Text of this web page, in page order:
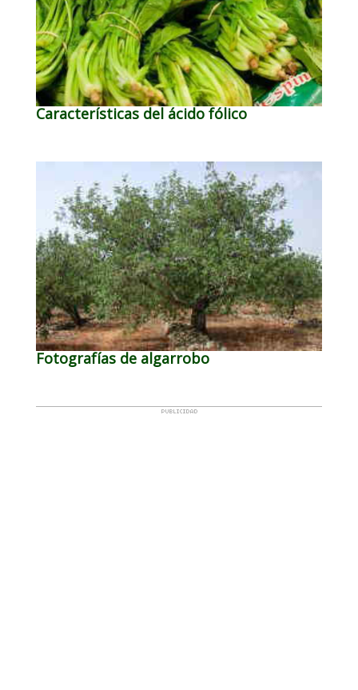
Características del ácido fólico
Fotografías de algarrobo